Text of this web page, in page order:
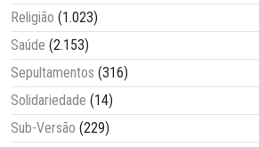
Religião (1.023)
Saúde (2.153)
Sepultamentos (316)
Solidariedade (14)
Sub-Versão (229)